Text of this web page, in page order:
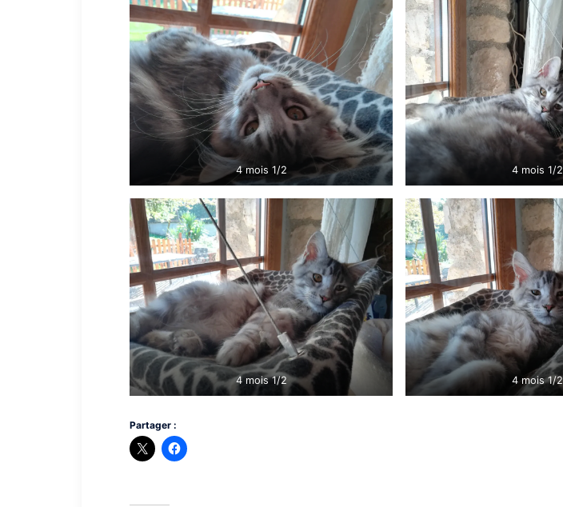
4 mois 1/2 4 mois 1/2
4 mois 1/2 4 mois 1/2
Partager :